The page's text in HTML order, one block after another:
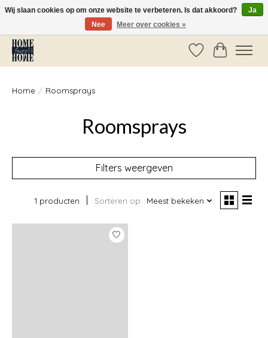
Vóór 14:00 besteld, dezelfde dag verzonden!
Verlanglijst
Home / Roomsprays
Roomsprays
Filters weergeven
1 producten Sorteren op Meest bekeken
Wij slaan cookies op om onze website te verbeteren. Is dat akkoord?
Ja
Nee
Meer over cookies »